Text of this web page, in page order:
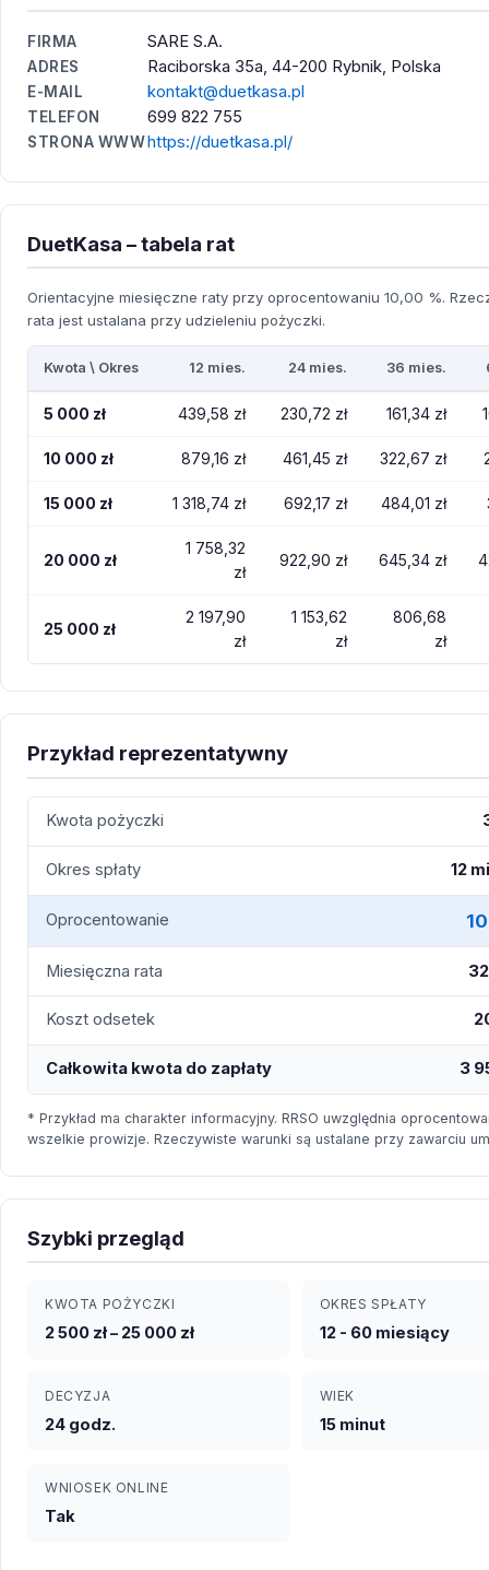
FIRMA SARE S.A.
ADRES Raciborska 35a, 44-200 Rybnik, Polska
E-MAIL kontakt@duetkasa.pl
TELEFON 699 822 755
STRONA WWWhttps://duetkasa.pl/
DuetKasa – tabela rat
Orientacyjne miesięczne raty przy oprocentowaniu 10,00 %.
rata jest ustalana przy udzieleniu pożyczki.
Kwota \ Okres 12 mies. 24 mies. 36 mies.
5 000 zł 439,58 zł 230,72 zł 161,34 zł
10 000 zł 879,16 zł 461,45 zł 322,67 zł
15 000 zł 1 318,74 zł 692,17 zł 484,01 zł
20 000 zł
1 758,32
zł
922,90 zł 645,34 zł
25 000 zł
2 197,90
zł
1 153,62
zł
806,68
zł
Przykład reprezentatywny
Kwota pożyczki
Okres spłaty 12
Oprocentowanie
Miesięczna rata
Koszt odsetek
Całkowita kwota do zapłaty 3
* Przykład ma charakter informacyjny. RRSO uwzględnia
wszelkie prowizje. Rzeczywiste warunki są ustalane przy zawarciu
Szybki przegląd
KWOTA POŻYCZKI
2 500 zł – 25 000 zł
OKRES SPŁATY
12 - 60 miesiący
DECYZJA
24 godz.
WIEK
15 minut
WNIOSEK ONLINE
Tak